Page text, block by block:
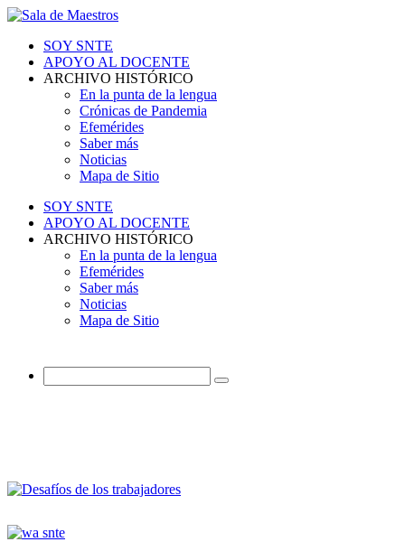
SOY SNTE
APOYO AL DOCENTE
ARCHIVO HISTÓRICO
En la punta de la lengua
Crónicas de Pandemia
Efemérides
Saber más
Noticias
Mapa de Sitio
SOY SNTE
APOYO AL DOCENTE
ARCHIVO HISTÓRICO
En la punta de la lengua
Efemérides
Saber más
Noticias
Mapa de Sitio